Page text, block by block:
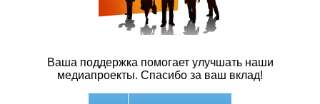
Ваша поддержка помогает улучшать наши
медиапроекты. Спасибо за ваш вклад!